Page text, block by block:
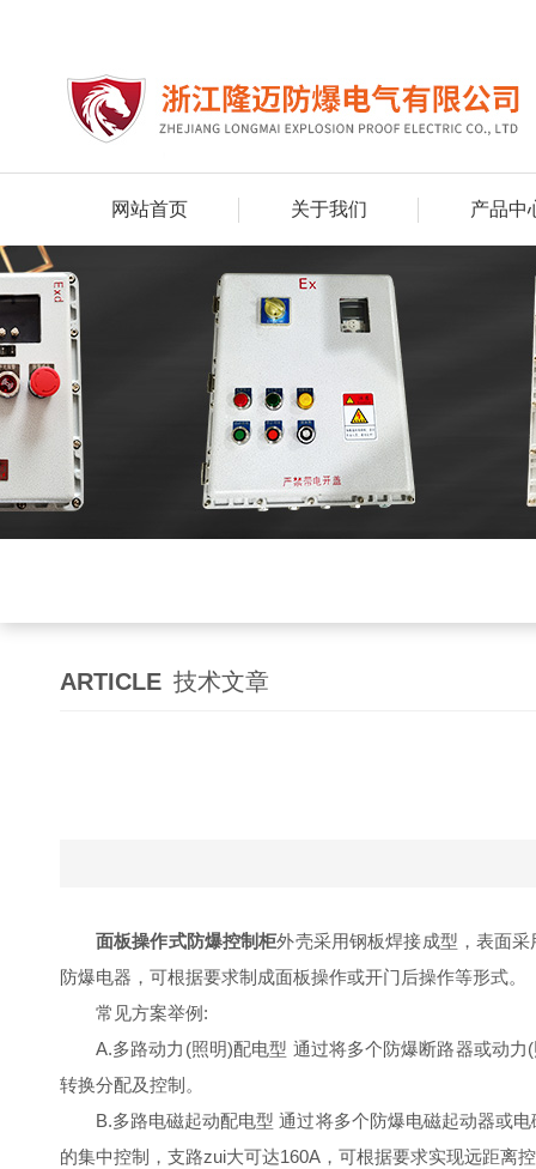
网站首页 关于我们 产品中
ARTICLE 技术文章
面板操作式防爆控制柜外壳采用钢板焊接成型，表面
防爆电器，可根据要求制成面板操作或开门后操作等形式。
常见方案举例:
A.多路动力(照明)配电型 通过将多个防爆断路器或动
转换分配及控制。
B.多路电磁起动配电型 通过将多个防爆电磁起动器或
的集中控制，支路zui大可达160A，可根据要求实现远距离